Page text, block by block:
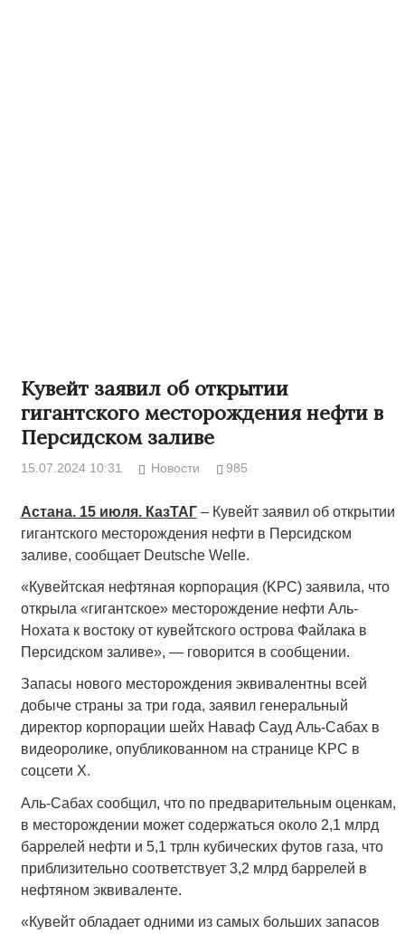
Кувейт заявил об открытии
гигантского месторождения нефти в
Персидском заливе
15.07.2024 10:31 Новости 985
Астана. 15 июля. КазТАГ– Кувейт заявил об открытии
гигантского месторождения нефти в Персидском
заливе, сообщает Deutsche Welle.
«Кувейтская нефтяная корпорация (KPC) заявила, что
открыла «гигантское» месторождение нефти Аль-
Нохата к востоку от кувейтского острова Файлака в
Персидском заливе», — говорится в сообщении.
Запасы нового месторождения эквивалентны всей
добыче страны за три года, заявил генеральный
директор корпорации шейх Наваф Сауд Аль-Сабах в
видеоролике, опубликованном на странице KPC в
соцсети Х.
Аль-Сабах сообщил, что по предварительным оценкам,
в месторождении может содержаться около 2,1 млрд
баррелей нефти и 5,1 трлн кубических футов газа, что
приблизительно соответствует 3,2 млрд баррелей в
нефтяном эквиваленте.
«Кувейт обладает одними из самых больших запасов